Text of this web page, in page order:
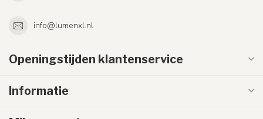
info@lumenxl.nl
Openingstijden klantenservice
Informatie